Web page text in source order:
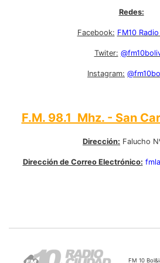
Redes:
Facebook: FM10
Twiter:
Instagram:
F.M. 98.1 Mhz. - San
Dirección: Falucho
Dirección de Correo Electrónico:
FM 10